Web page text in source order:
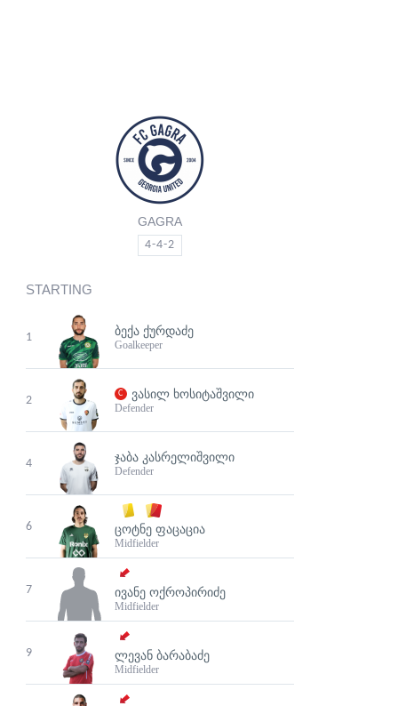
GAGRA
4-4-2
STARTING
1 ᲑᲔᲥᲐ ᲥᲣᲠᲓᲐᲫᲔ
Goalkeeper
2 ᲕᲐᲡᲘᲚ ᲮᲝᲡᲘᲢᲐᲨᲕᲘᲚᲘ
Defender
4 ᲯᲐᲑᲐ ᲙᲐᲡᲠᲔᲚᲘᲨᲕᲘᲚᲘ
Defender
6 ᲪᲝᲢᲜᲔ ᲤᲐᲪᲐᲪᲘᲐ
Midfielder
7 ᲘᲕᲐᲜᲔ ᲝᲥᲠᲝᲞᲘᲠᲘᲫᲔ
Midfielder
9 ᲚᲔᲕᲐᲜ ᲑᲐᲠᲐᲑᲐᲫᲔ
Midfielder